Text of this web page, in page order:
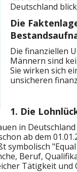
Deutschland
Die
Die finanziellen
Männern sind
Sie wirken sich
unsicheren
1. Die
in
ab dem
symbolisch "Equal
Beruf,
Tätigkeit